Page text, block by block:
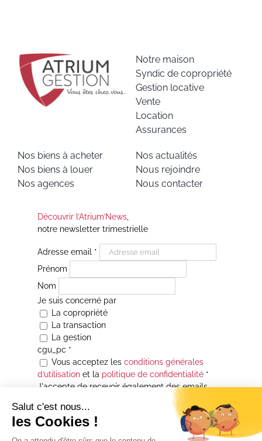
Notre maison
Syndic de copropriété
Gestion locative
Vente
Location
Assurances
Nos biens à acheter
Nos biens à louer
Nos agences
Nos actualités
Nous rejoindre
Nous contacter
Découvrir l’Atrium’News,
notre newsletter trimestrielle
Adresse email *
Prénom
Nom
Je suis concerné par
La copropriété
La transaction
La gestion
cgu_pc *
Vous acceptez les conditions générales
d’utilisationet la politique de confidentialité*
J'accepte de recevoir également des emails
Je souhaite être informé(e) de toutes les
actualités immobilières des agences de la
Maison Atrium Gestion. À tout moment, vous
pourrez utiliser le lien de désabonnement